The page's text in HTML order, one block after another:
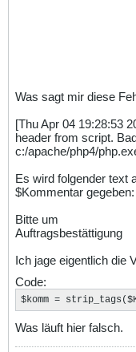
Was sagt mir diese
[Thu Apr 04 19:28:53
header from script.
c:/apache/php4/
Es wird folgender text
$Kommentar gegeben:
Bitte um
Auftragsbestättigung
Ich jage eigentlich die
Code:
$komm =
Was läuft hier falsch.